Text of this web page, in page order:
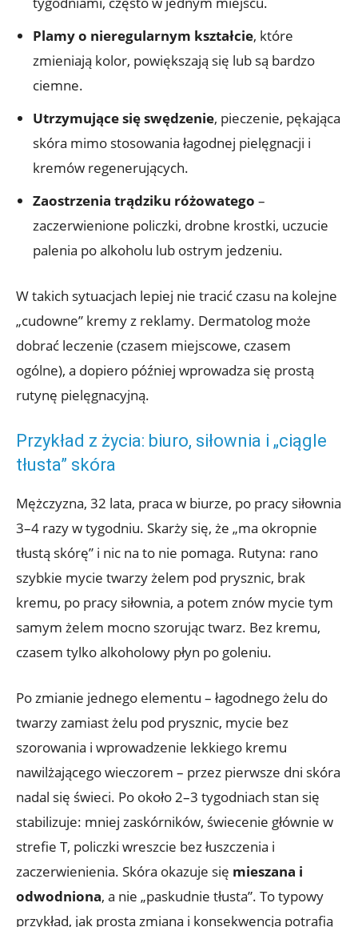
Plamy o nieregularnym kształcie, które
zmieniają kolor, powiększają się lub są bardzo
ciemne.
Utrzymujące się swędzenie, pieczenie, pękająca
skóra mimo stosowania łagodnej pielęgnacji i
kremów regenerujących.
Zaostrzenia trądziku różowatego –
zaczerwienione policzki, drobne krostki, uczucie
palenia po alkoholu lub ostrym jedzeniu.
W takich sytuacjach lepiej nie tracić czasu na kolejne
„cudowne” kremy z reklamy. Dermatolog może
dobrać leczenie (czasem miejscowe, czasem
ogólne), a dopiero później wprowadza się prostą
rutynę pielęgnacyjną.
Przykład z życia: biuro, siłownia i „ciągle
tłusta” skóra
Mężczyzna, 32 lata, praca w biurze, po pracy siłownia
3–4 razy w tygodniu. Skarży się, że „ma okropnie
tłustą skórę” i nic na to nie pomaga. Rutyna: rano
szybkie mycie twarzy żelem pod prysznic, brak
kremu, po pracy siłownia, a potem znów mycie tym
samym żelem mocno szorując twarz. Bez kremu,
czasem tylko alkoholowy płyn po goleniu.
Po zmianie jednego elementu – łagodnego żelu do
twarzy zamiast żelu pod prysznic, mycie bez
szorowania i wprowadzenie lekkiego kremu
nawilżającego wieczorem – przez pierwsze dni skóra
nadal się świeci. Po około 2–3 tygodniach stan się
stabilizuje: mniej zaskórników, świecenie głównie w
strefie T, policzki wreszcie bez łuszczenia i
zaczerwienienia. Skóra okazuje się mieszana i
odwodniona, a nie „paskudnie tłusta”. To typowy
przykład, jak prosta zmiana i konsekwencja potrafią